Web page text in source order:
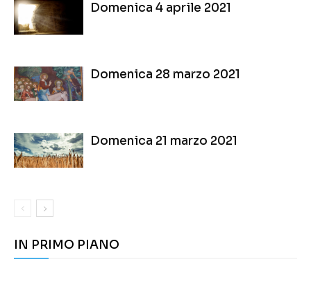
Domenica 4 aprile 2021
Domenica 28 marzo 2021
Domenica 21 marzo 2021
IN PRIMO PIANO